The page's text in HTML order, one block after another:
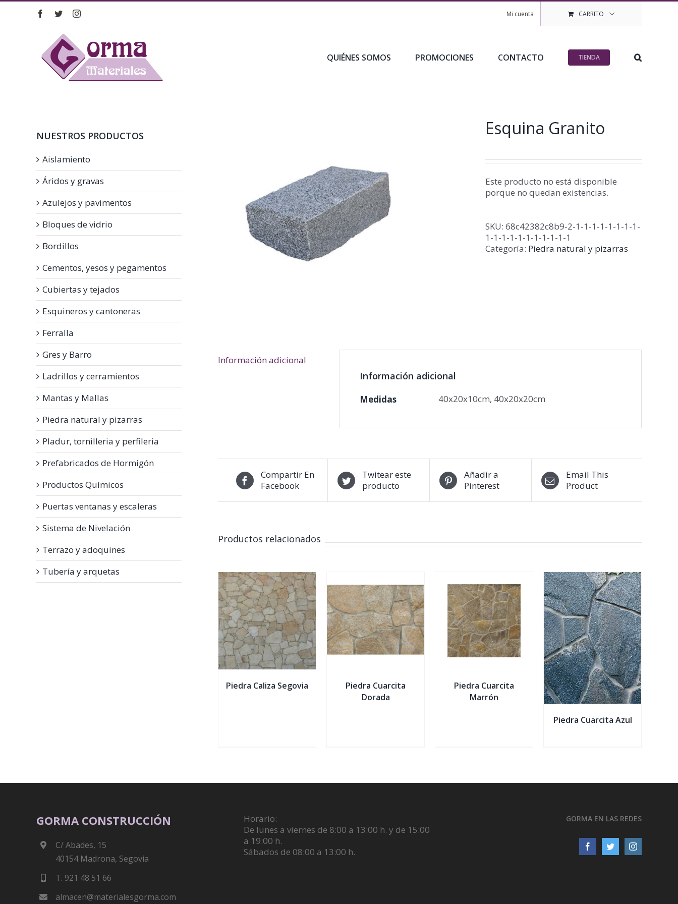
Saltar
Facebook
TwitterInstagram Mi cuenta CARRITO
QUIÉNES SOMOS PROMOCIONES CONTACTO TIENDA
Esquina Granito
Este producto no está disponible
porque no quedan existencias.
SKU: 68c42382c8b9-2-1-1-1-1-1-1-1-1-
1-1-1-1-1-1-1-1-1-1-1
Categoría: Piedra natural y pizarras
Información adicional
Información adicional
Medidas 40x20x10cm, 40x20x20cm
Compartir En
Facebook
Twitear este
producto
Añadir a
Pinterest
Email This
Product
Productos relacionados
Piedra Caliza Segovia
DETALLES
Piedra Cuarcita
Dorada
DETALLES
Piedra Cuarcita
Marrón
DETALLES
Piedra Cuarcita Azul
NUESTROS PRODUCTOS
Aislamiento
Áridos y gravas
Azulejos y pavimentos
Bloques de vidrio
Bordillos
Cementos, yesos y pegamentos
Cubiertas y tejados
Esquineros y cantoneras
Ferralla
Gres y Barro
Ladrillos y cerramientos
Mantas y Mallas
Piedra natural y pizarras
Pladur, tornilleria y perfileria
Prefabricados de Hormigón
Productos Químicos
Puertas ventanas y escaleras
Sistema de Nivelación
Terrazo y adoquines
Tubería y arquetas
GORMA CONSTRUCCIÓN
C/ Abades, 15
40154 Madrona, Segovia
T. 921 48 51 66
almacen@materialesgorma.com
Horario:
De lunes a viernes de 8:00 a 13:00 h. y de 15:00
a 19:00 h.
Sábados de 08:00 a 13:00 h.
GORMA EN LAS REDES